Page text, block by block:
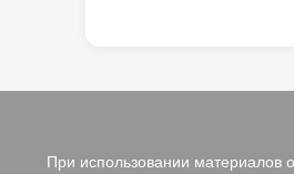
При использовании материалов